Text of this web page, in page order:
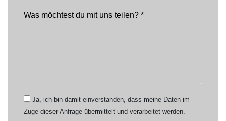
Ja, ich bin damit einverstanden, dass meine Daten im
Zuge dieser Anfrage übermittelt und verarbeitet werden.